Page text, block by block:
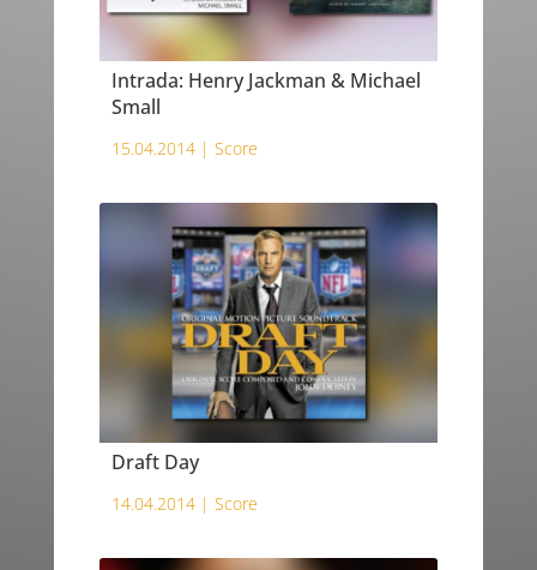
Intrada: Henry Jackman & Michael
Small
15.04.2014 | Score
Draft Day
14.04.2014 | Score